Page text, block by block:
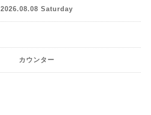
2026.08.08 Saturday
カウンター